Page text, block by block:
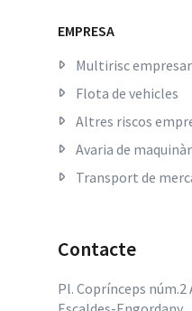
EMPRESA
Multirisc
Flota de vehicles
Altres riscos
Avaria de
Transport de
Contacte
Pl. Coprínceps núm.2